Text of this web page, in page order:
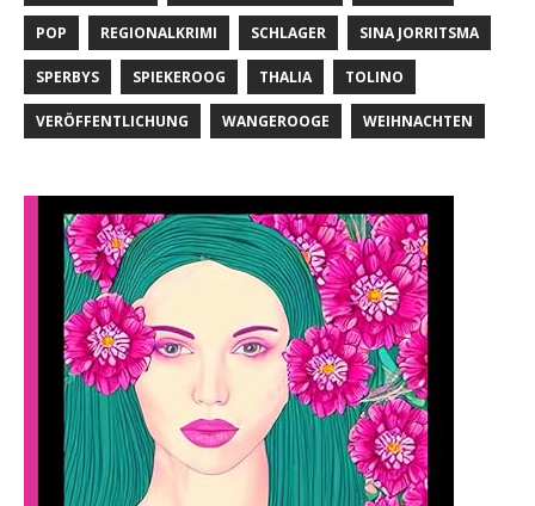
POP REGIONALKRIMI SCHLAGER SINA JORRITSMA
SPERBYS SPIEKEROOG THALIA TOLINO
VERÖFFENTLICHUNG WANGEROOGE WEIHNACHTEN